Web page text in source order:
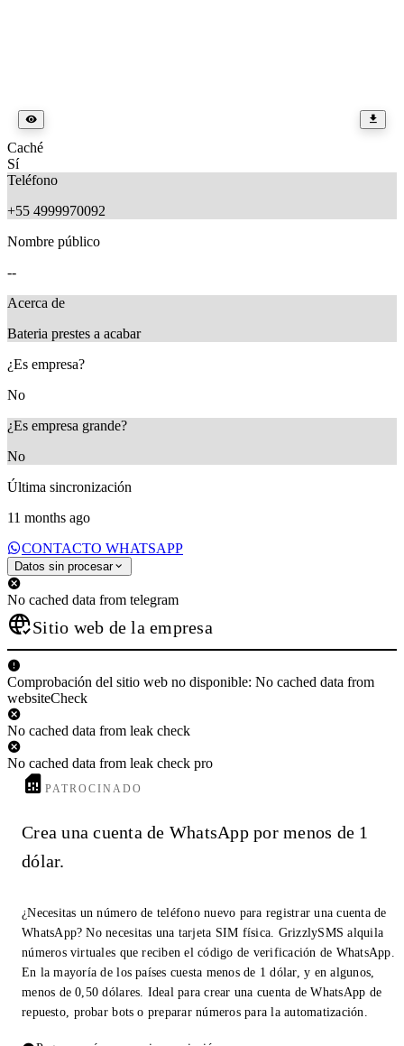
Caché
Sí
Teléfono
+55 4999970092
Nombre público
--
Acerca de
Bateria prestes a acabar
¿Es empresa?
No
¿Es empresa grande?
No
Última sincronización
11 months ago
CONTACTO WHATSAPP
Datos sin procesar
No cached data from telegram
Sitio web de la empresa
Comprobación del sitio web no disponible: No cached data from
websiteCheck
No cached data from leak check
No cached data from leak check pro
PATROCINADO
Crea una cuenta de WhatsApp por menos de 1
dólar.
¿Necesitas un número de teléfono nuevo para registrar una cuenta de
WhatsApp? No necesitas una tarjeta SIM física. GrizzlySMS alquila
números virtuales que reciben el código de verificación de WhatsApp.
En la mayoría de los países cuesta menos de 1 dólar, y en algunos,
menos de 0,50 dólares. Ideal para crear una cuenta de WhatsApp de
repuesto, probar bots o preparar números para la automatización.